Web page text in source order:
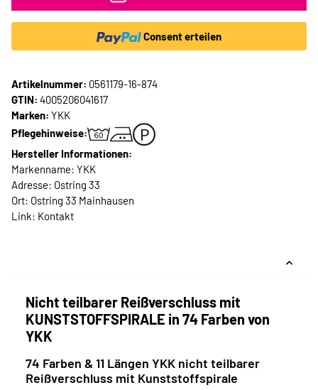
Consent erteilen
Artikelnummer: 0561179-16-874
GTIN: 4005206041617
Marken: YKK
Pflegehinweise:
Hersteller Informationen:
Markenname: YKK
Adresse: Ostring 33
Ort: Ostring 33 Mainhausen
Link: Kontakt
Nicht teilbarer Reißverschluss mit
KUNSTSTOFFSPIRALE in 74 Farben von
YKK
74 Farben & 11 Längen YKK nicht teilbarer
Reißverschluss mit Kunststoffspirale